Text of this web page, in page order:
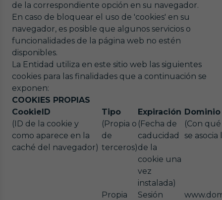
de la correspondiente opción en su navegador.
En caso de bloquear el uso de 'cookies' en su
navegador, es posible que algunos servicios o
funcionalidades de la página web no estén
disponibles.
La Entidad utiliza en este sitio web las siguientes
cookies para las finalidades que a continuación se
exponen:
COOKIES PROPIAS
CookieID
(ID de la cookie y
como aparece en la
caché del navegador)
Tipo
(Propia o
de
terceros)
Expiración
(Fecha de
caducidad
de la
cookie una
vez
instalada)
Dominio
(Con
se
Propia Sesión